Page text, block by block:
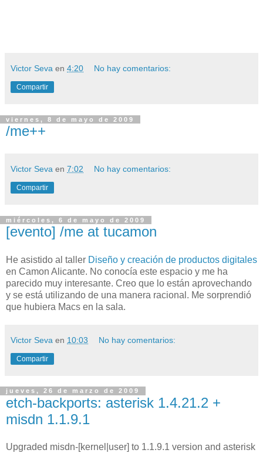
Victor Seva en 4:20 No hay comentarios:
Compartir
viernes, 8 de mayo de 2009
/me++
Victor Seva en 7:02 No hay comentarios:
Compartir
miércoles, 6 de mayo de 2009
[evento] /me at tucamon
He asistido al taller Diseño y creación de productos digitales
en Camon Alicante. No conocía este espacio y me ha
parecido muy interesante. Creo que lo están aprovechando
y se está utilizando de una manera racional. Me sorprendió
que hubiera Macs en la sala.
Victor Seva en 10:03 No hay comentarios:
Compartir
jueves, 26 de marzo de 2009
etch-backports: asterisk 1.4.21.2 +
misdn 1.1.9.1
Upgraded misdn-[kernel|user] to 1.1.9.1 version and asterisk